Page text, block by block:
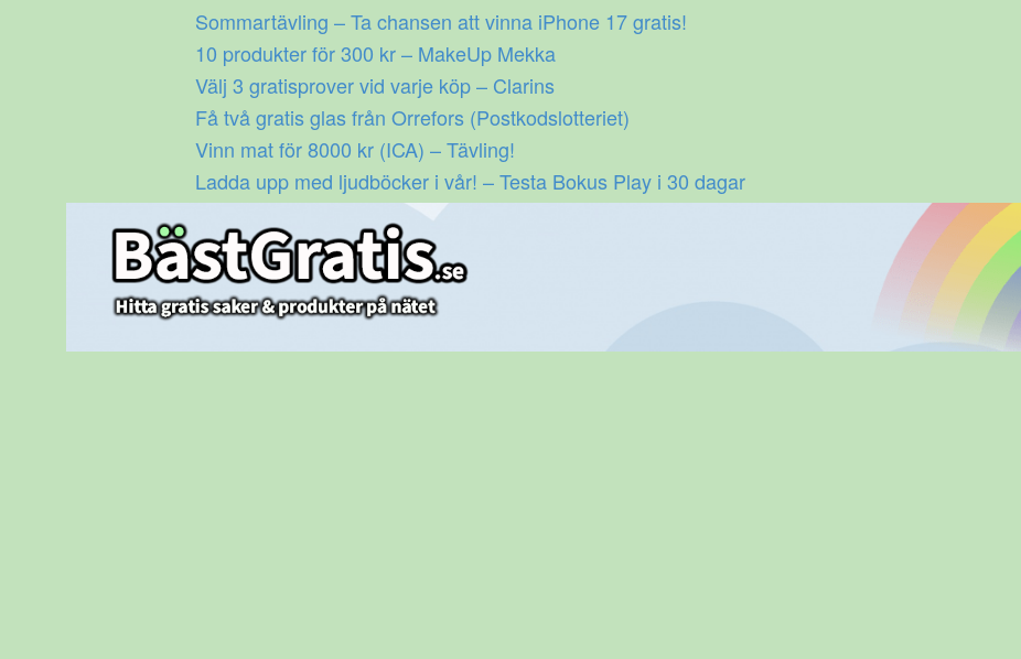
Sommartävling – Ta chansen att vinna iPhone 17 gratis!
10 produkter för 300 kr – MakeUp Mekka
Välj 3 gratisprover vid varje köp – Clarins
Få två gratis glas från Orrefors (Postkodslotteriet)
Vinn mat för 8000 kr (ICA) – Tävling!
Ladda upp med ljudböcker i vår! – Testa Bokus Play i 30 dagar